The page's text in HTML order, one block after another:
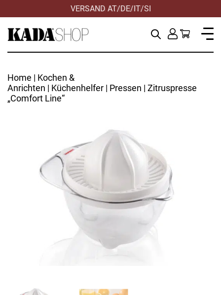
VERSAND AT/DE/IT/SI
Home | Kochen &
Anrichten | Küchenhelfer | Pressen | Zitruspresse
„Comfort Line“